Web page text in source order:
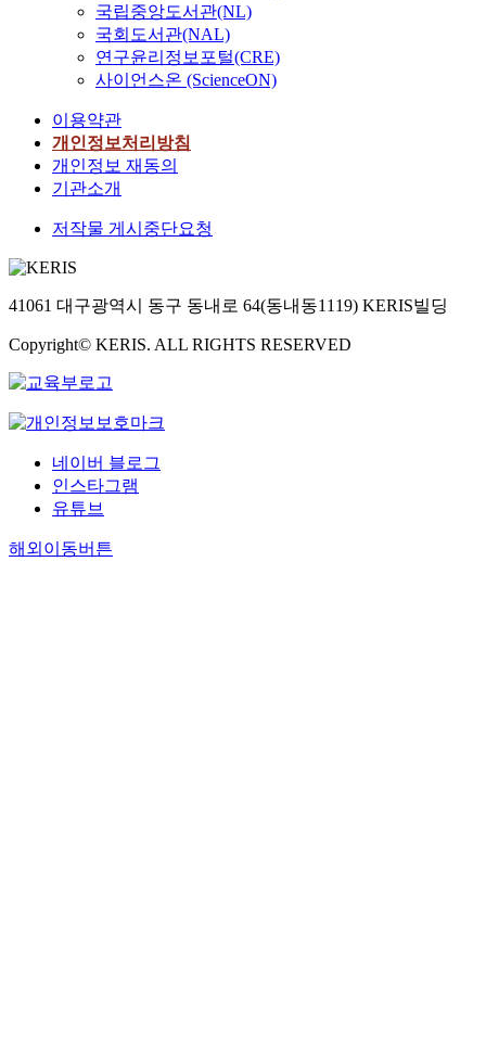
국립중앙도서관(NL)
국회도서관(NAL)
연구윤리정보포털(CRE)
사이언스온 (ScienceON)
이용약관
개인정보처리방침
개인정보 재동의
기관소개
저작물 게시중단요청
41061 대구광역시 동구 동내로 64(동내동1119) KERIS빌딩
Copyright© KERIS. ALL RIGHTS RESERVED
네이버 블로그
인스타그램
유튜브
해외이동버튼